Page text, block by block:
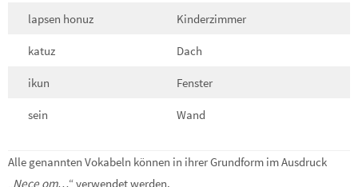
lapsen honuz Kinderzimmer
katuz Dach
ikun Fenster
sein Wand
Alle genannten Vokabeln können in ihrer Grundform im Ausdruck
„Nece om…“ verwendet werden.